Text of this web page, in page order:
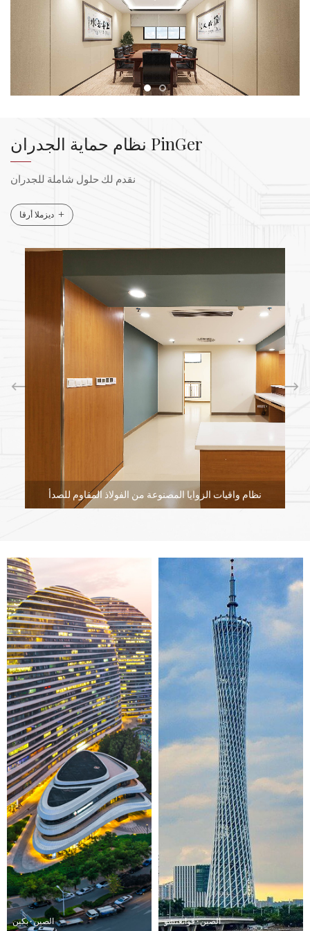
تغطية الجدران بألواح صلبة
لوحات حائط بينجر(ورقة الفينيل المضادة للبكتيريا) تمثل مادة
بناء خضراء متطورة تم تصميمها بتسع ميزات أساسية:
مقاومة للتآكل مثبط للحريق،مقاوم للعفن
للرطوبة،سهلة التنظيف، مضاد للبكتيريا غني بالألوان
الأبعاد.
خفيفة الوزن وقابلة للحمل، هذه الألواح مصنوعة من
الجدران بالصفائح الصلبة
مواد، مما يجعلها مثالية للمناطق ذات
الحركة المرورية الكثيفة. وبصفتها شركة رائدة
صلب، فهي توفر متانة فائقة يمكن مقارنتها بـأغطية جدران
أكروفين.
تتضمن المجموعة أغطية WPC لألواح الجدران،ألواح الجدران
●
بالنسبة للمساحات الداخلية، خيارات مثل
ألواح الجدران الخشبية
، مرايا جدارية داخلية لوحات الحائط الزخرفية
ألواح الكربون
توفير حلول تصميم متعددة الاستخدامات مع الحفاظ على المعايير
الصديقة للبيئة.
تعليمات التنظيف والصيانة ●التنظيف والصيانة اليومية، يمكن
استخدامه لتنظيف طبقة الغبار بقطعة قماش نظيفة ●إذا كان هناك
بعض البقع: آثار أقدام، أو آثار شاي، وما إلى ذلك، استخدم قطعة
قماش نظيفة للمسح ●إذا لم تتم معالجة البقعة في الوقت
المناسب، أو بقيت لفترة طويلة، استخدم قطعة قماش نظيفة
ومنظفًا محايدًا للمسح ●استخدم قطعة قماش الأطباق لإضافة
●الملابس: ملابس نظيفة أو قطعة قماش تنظيف ●المنظف:
(الطلاء) يصعب إزالتها، لذا يمكن رش المنتج لتزيين الحائط، مثل
الزيت (فئة الطلاء) بعد رش الطلاء لإزالته واستبداله بلوح حائط.
(قلم زيتي يُمسح، كحول نقي صالح للاستخدام، أو يُضاف الماء
نظام حماية الجدران PinGer
نقدم لك حلول شاملة للجدران
ديزملا أرقا +
نظام حراسة الجدران
تعميق التعاون مع المصممين والمهندسين المعماريين المشهورين في الداخل والخارج في
جميع أنحاء العالم
تطوير أسواق دولية جديدة بشكل عميق
تم تصدير منتجات PinGer إلى أكثر من 100 دولة
الصين · بكين الصين · قوانغتشو